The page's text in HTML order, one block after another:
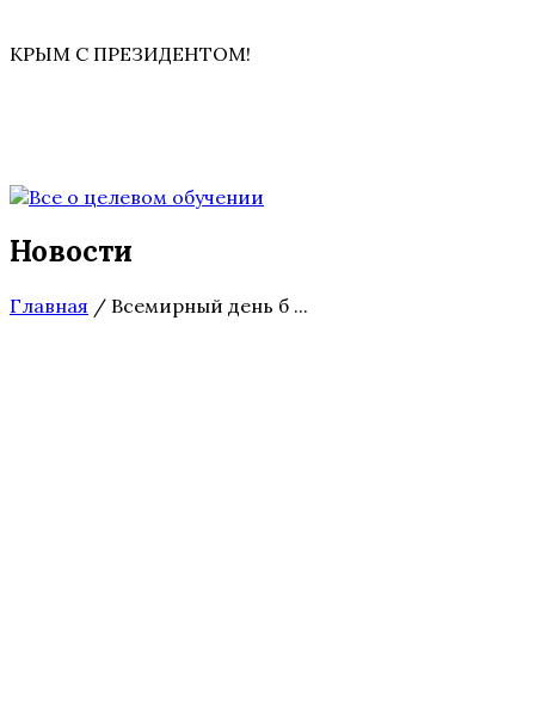
КРЫМ С ПРЕЗИДЕНТОМ!
Новости
Главная / Всемирный день б ...